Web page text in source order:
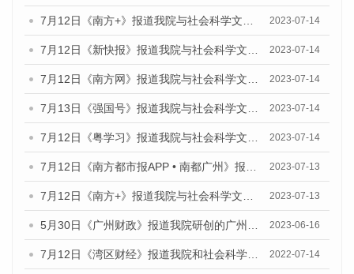
7月12日《南方+》报道我院与社会科学文献出版社联合发布的《广州蓝皮书：广州经济发展报告（2023）》的媒体文章 2023-07-14
7月12日《新快报》报道我院与社会科学文献出版社联合发布的《广州蓝皮书：广州经济发展报告（2023）》的媒体文章 2023-07-14
7月12日《南方网》报道我院与社会科学文献出版社联合发布了《广州蓝皮书：广州经济发展报告（2023）》的媒体文章 2023-07-14
7月13日《强国号》报道我院与社会科学文献出版社联合发布了《广州蓝皮书：广州城乡融合发展报告（2023）》的媒体文章 2023-07-14
7月12日《粤学习》报道我院与社会科学文献出版社联合发布的《广州蓝皮书：广州经济发展报告（2023）》媒体文章 2023-07-14
7月12日《南方都市报APP • 南都广州》报道我院与社会科学文献出版社联合发布《广州蓝皮书：广州经济发展报告（2023）》的媒体文章 2023-07-13
7月12日《南方+》报道我院与社会科学文献出版社联合发布的《广州蓝皮书：广州经济发展报告（2023）》的媒体文章 2023-07-13
5月30日《广州财政》报道我院研创的广州蓝皮书系列斩获全国第十三届优秀皮书奖3项大奖的媒体文章 2023-06-16
7月12日《湾区财经》报道我院和社会科学文献出版社联合发布的《广州蓝皮书：广州数字经济发展报告（2022）》的媒体文章 2022-07-14